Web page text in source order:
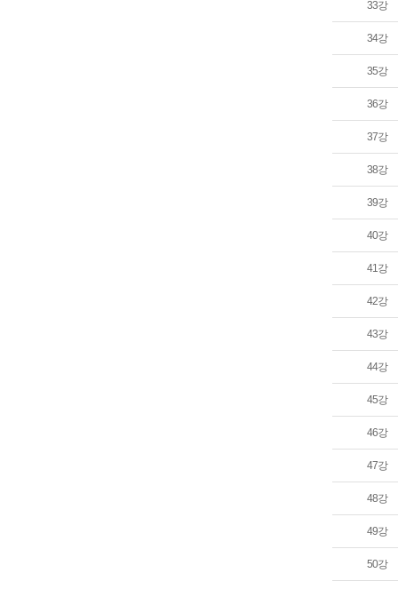
33강
34강
35강
36강
37강
38강
39강
40강
41강
42강
43강
44강
45강
46강
47강
48강
49강
50강